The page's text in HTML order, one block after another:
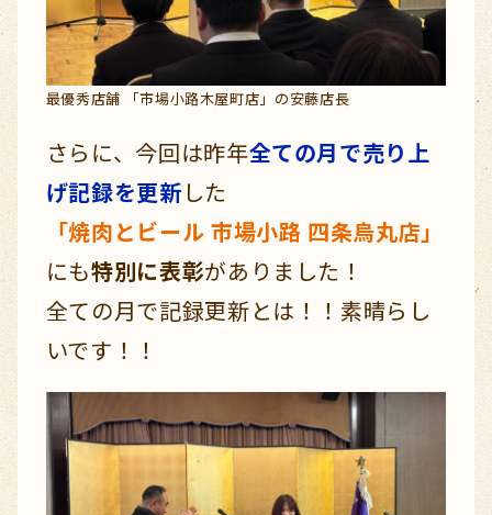
最優秀店舗 「市場小路木屋町店」の安藤店長
さらに、今回は昨年全ての月で売り上
げ記録を更新した
「焼肉とビール 市場小路 四条烏丸店」
にも特別に表彰がありました！
全ての月で記録更新とは！！素晴らし
いです！！